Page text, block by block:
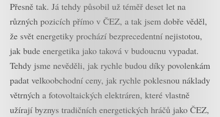
Přesně tak. Já tehdy působil už téměř deset let na
různých pozicích přímo v ČEZ, a tak jsem dobře věděl,
že svět energetiky prochází bezprecedentní nejistotou,
jak bude energetika jako taková v budoucnu vypadat.
Tehdy jsme nevěděli, jak rychle budou díky povolenkám
padat velkoobchodní ceny, jak rychle poklesnou náklady
větrných a fotovoltaických elektráren, které vlastně
užírají byznys tradičních energetických hráčů jako ČEZ,